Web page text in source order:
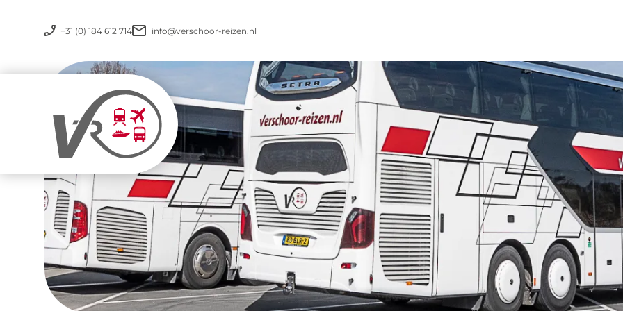
+31 (0) 184 612 714 info@verschoor-reizen.nl